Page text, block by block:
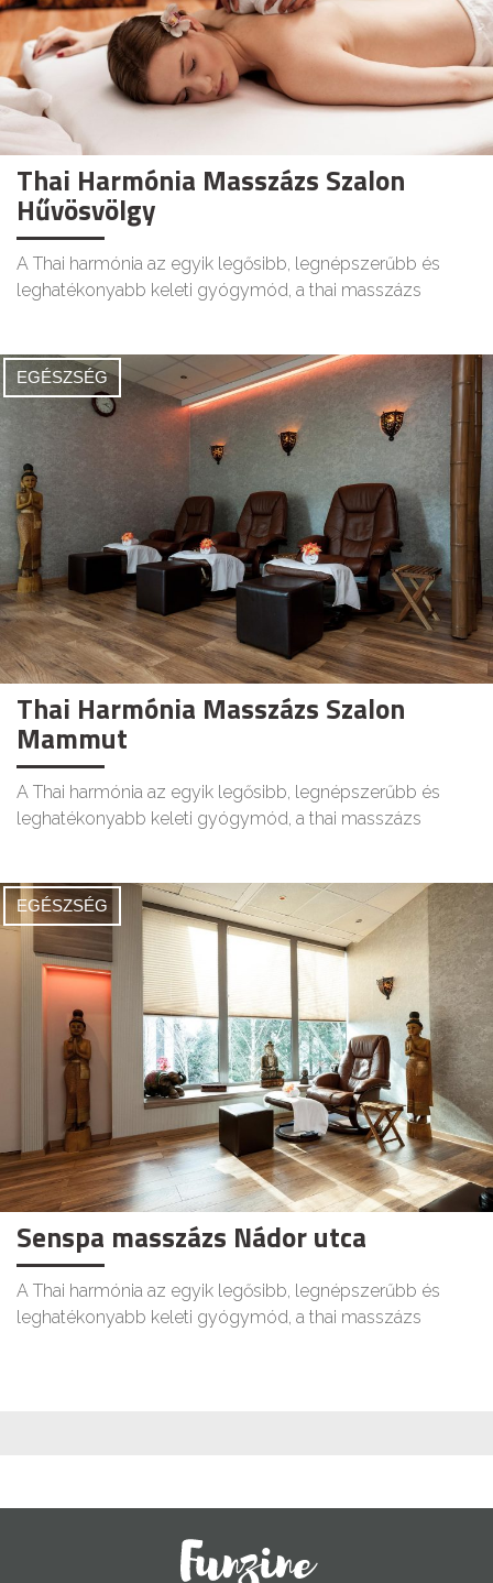
Thai Harmónia Masszázs Szalon
Hűvösvölgy
A Thai harmónia az egyik legősibb, legnépszerűbb és
leghatékonyabb keleti gyógymód, a thai masszázs
EGÉSZSÉG
Thai Harmónia Masszázs Szalon
Mammut
A Thai harmónia az egyik legősibb, legnépszerűbb és
leghatékonyabb keleti gyógymód, a thai masszázs
EGÉSZSÉG
Senspa masszázs Nádor utca
A Thai harmónia az egyik legősibb, legnépszerűbb és
leghatékonyabb keleti gyógymód, a thai masszázs